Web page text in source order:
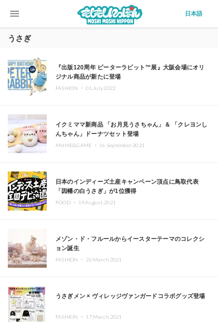
menu 日本語
うさぎ
『出版120周年 ピーターラビット™展』大阪会場にオリ
ジナル商品が新たに登場
FASHION ・01.July.2022
イクミママ新商品 「お月見うさちゃん」＆ 「クレヨンし
んちゃん」ドーナツセット登場
ANIME&GAME ・ 16.September.2021
日本のインディーズ土産キャンペーン頂点に鳥取代表
「因幡の白うさぎ」が1位獲得
FOOD ・ 19.August.2021
メゾン・ド・フルールからイースターテーマのコレクシ
ョン誕生
FASHION ・ 26.March.2021
うさぎメン × ヴィレッジヴァンガードコラボグッズ登場
FASHION ・ 17.March.2021